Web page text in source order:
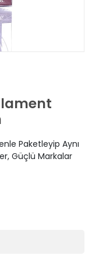
Paketleyip Aynı
Güçlü Markalar